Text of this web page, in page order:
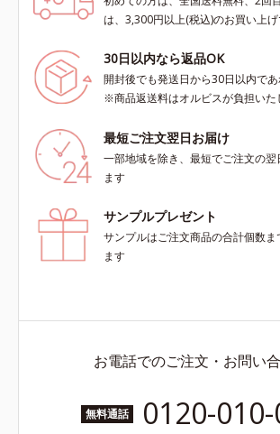
は、3,300円以上(税込)のお買い上
30日以内なら返品OK
開封後でも発送日から30日以内で
※商品返送料はオルビスが負担いた
最短ご注文翌日お届け
一部地域を除き、最短でご注文の翌
ます
サンプルプレゼント
サンプルはご注文商品の合計個数
ます
お電話でのご注文・お問い
無料通話 0120-